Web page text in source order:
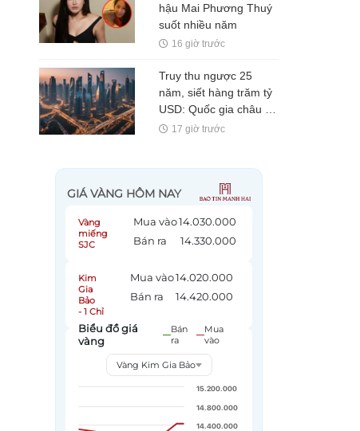
hậu Mai Phương Thuý
suốt nhiều năm
16 giờ trước
Truy thu ngược 25
năm, siết hàng trăm tỷ
USD: Quốc gia châu Á
phát động chiến dịch
17 giờ trước